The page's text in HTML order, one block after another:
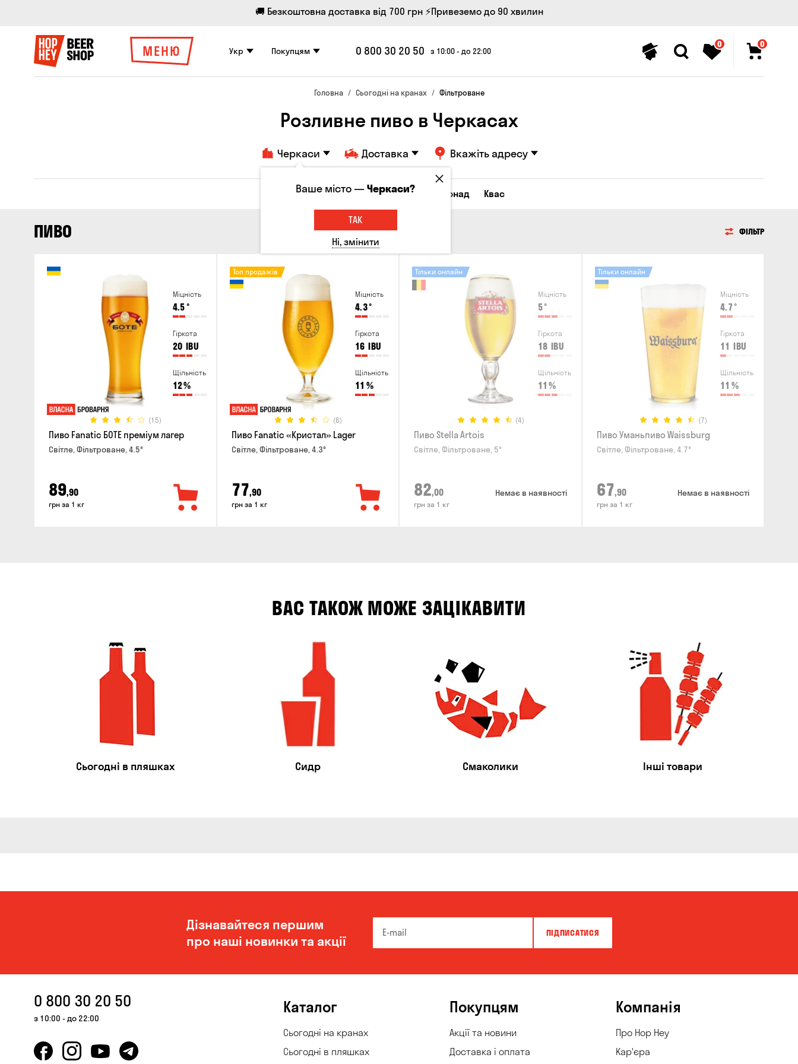
🚚 Безкоштовна доставка від 700 грн ⚡Привеземо до 90 хвилин
МЕНЮ Укр Покупцям 0 800 30 20 50 з 10:00 - до 22:00
0 0
Головна Сьогодні на кранах Фільтроване
Розливне пиво в Черкасах
Черкаси Доставка Вкажіть адресу
Всі товари Пиво Сидр Лимонад Квас
ПИВО ФІЛЬТР
Міцність
4.5°
Гіркота
20 IBU
Щільність
12%
(15)
Пиво Fanatic БОТЕ преміум лагер
Світле, Фільтроване, 4.5°
89,90
грн за 1 кг
Міцність
4.3°
Гіркота
16 IBU
Щільність
11 %
(6)
Топ продажів
Пиво Fanatic «Кристал» Lager
Світле, Фільтроване, 4.3°
77,90
грн за 1 кг
Міцність
5°
Гіркота
18 IBU
Щільність
11 %
(4)
Тільки онлайн
Пиво Stella Artois
Світле, Фільтроване, 5°
82,00
грн за 1 кг
Немає в наявності
Міцність
4.7 °
Гіркота
11 IBU
Щільність
11 %
(7)
Тільки онлайн
Пиво Уманьпиво Waissburg
Світле, Фільтроване, 4.7°
67,90
грн за 1 кг
Немає в наявності
ВАС ТАКОЖ МОЖЕ ЗАЦІКАВИТИ
Сьогодні в пляшках Сидр Смаколики Інші товари
Дізнавайтеся першим
про наші новинки та акції
ПІДПИСАТИСЯ
0 800 30 20 50
з 10:00 - до 22:00
Каталог
Сьогодні на кранах
Сьогодні в пляшках
Покупцям
Акції та новини
Доставка і оплата
Компанія
Про Hop Hey
Кар'єра
Ваше місто —Черкаси?
ТАК
Ні, змінити